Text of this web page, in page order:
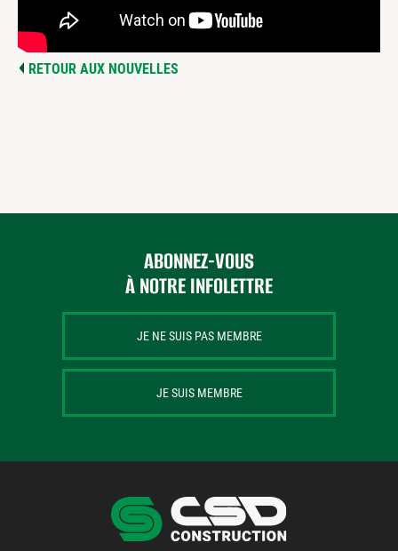
RETOUR AUX NOUVELLES
ABONNEZ-VOUS
À NOTRE INFOLETTRE
JE NE SUIS PAS MEMBRE
JE SUIS MEMBRE